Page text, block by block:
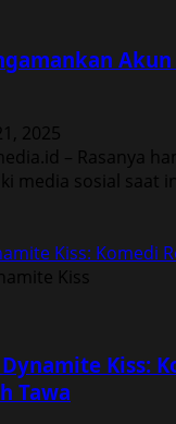
2025
– Rasanya
media sosial saat
Kiss: Komedi
Kiss:
Tawa